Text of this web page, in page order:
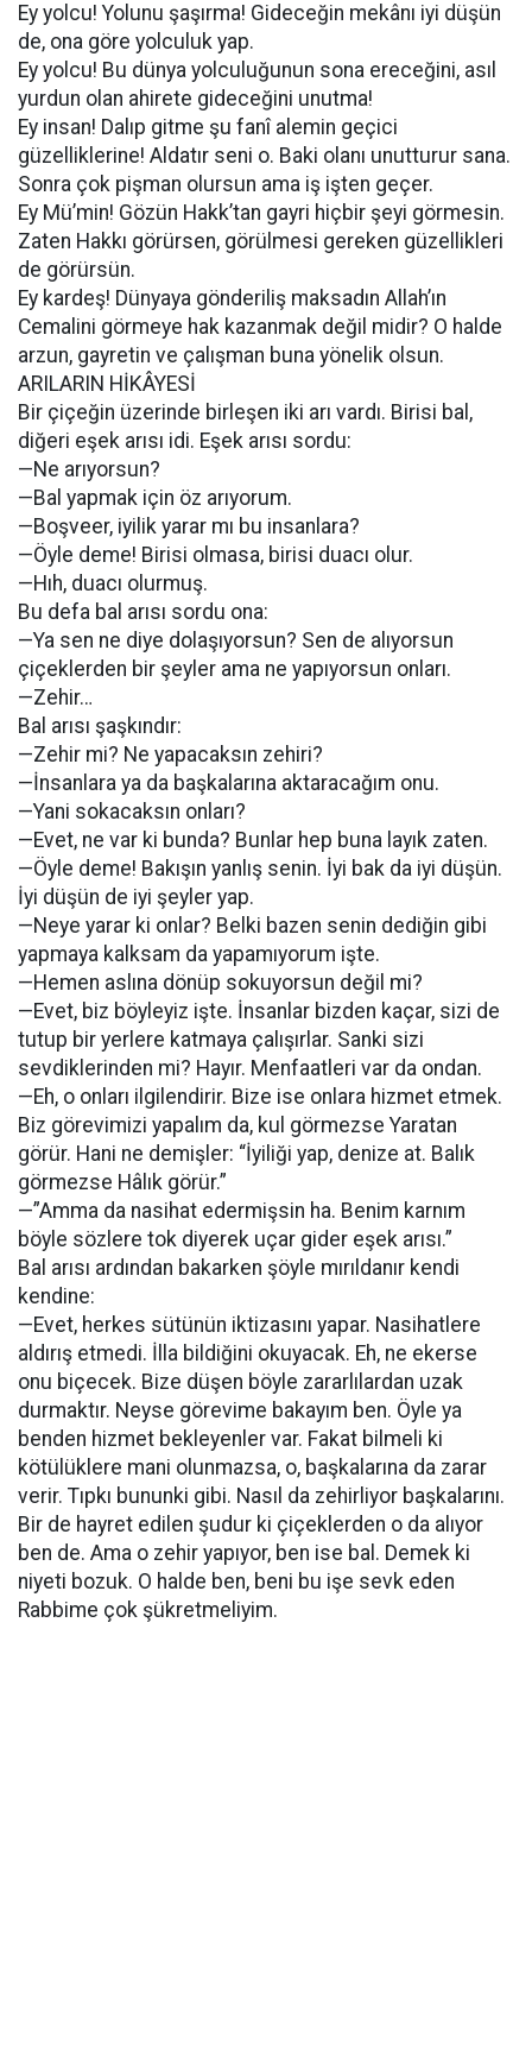
Ey yolcu! Yolunu şaşırma! Gideceğin mekânı iyi düşün
de, ona göre yolculuk yap.
Ey yolcu! Bu dünya yolculuğunun sona ereceğini, asıl
yurdun olan ahirete gideceğini unutma!
Ey insan! Dalıp gitme şu fanî alemin geçici
güzelliklerine! Aldatır seni o. Baki olanı unutturur sana.
Sonra çok pişman olursun ama iş işten geçer.
Ey Mü’min! Gözün Hakk’tan gayri hiçbir şeyi görmesin.
Zaten Hakkı görürsen, görülmesi gereken güzellikleri
de görürsün.
Ey kardeş! Dünyaya gönderiliş maksadın Allah’ın
Cemalini görmeye hak kazanmak değil midir? O halde
arzun, gayretin ve çalışman buna yönelik olsun.
ARILARIN HİKÂYESİ
Bir çiçeğin üzerinde birleşen iki arı vardı. Birisi bal,
diğeri eşek arısı idi. Eşek arısı sordu:
—Ne arıyorsun?
—Bal yapmak için öz arıyorum.
—Boşveer, iyilik yarar mı bu insanlara?
—Öyle deme! Birisi olmasa, birisi duacı olur.
—Hıh, duacı olurmuş.
Bu defa bal arısı sordu ona:
—Ya sen ne diye dolaşıyorsun? Sen de alıyorsun
çiçeklerden bir şeyler ama ne yapıyorsun onları.
—Zehir…
Bal arısı şaşkındır:
—Zehir mi? Ne yapacaksın zehiri?
—İnsanlara ya da başkalarına aktaracağım onu.
—Yani sokacaksın onları?
—Evet, ne var ki bunda? Bunlar hep buna layık zaten.
—Öyle deme! Bakışın yanlış senin. İyi bak da iyi düşün.
İyi düşün de iyi şeyler yap.
—Neye yarar ki onlar? Belki bazen senin dediğin gibi
yapmaya kalksam da yapamıyorum işte.
—Hemen aslına dönüp sokuyorsun değil mi?
—Evet, biz böyleyiz işte. İnsanlar bizden kaçar, sizi de
tutup bir yerlere katmaya çalışırlar. Sanki sizi
sevdiklerinden mi? Hayır. Menfaatleri var da ondan.
—Eh, o onları ilgilendirir. Bize ise onlara hizmet etmek.
Biz görevimizi yapalım da, kul görmezse Yaratan
görür. Hani ne demişler: “İyiliği yap, denize at. Balık
görmezse Hâlık görür.”
—”Amma da nasihat edermişsin ha. Benim karnım
böyle sözlere tok diyerek uçar gider eşek arısı.”
Bal arısı ardından bakarken şöyle mırıldanır kendi
kendine:
—Evet, herkes sütünün iktizasını yapar. Nasihatlere
aldırış etmedi. İlla bildiğini okuyacak. Eh, ne ekerse
onu biçecek. Bize düşen böyle zararlılardan uzak
durmaktır. Neyse görevime bakayım ben. Öyle ya
benden hizmet bekleyenler var. Fakat bilmeli ki
kötülüklere mani olunmazsa, o, başkalarına da zarar
verir. Tıpkı bununki gibi. Nasıl da zehirliyor başkalarını.
Bir de hayret edilen şudur ki çiçeklerden o da alıyor
ben de. Ama o zehir yapıyor, ben ise bal. Demek ki
niyeti bozuk. O halde ben, beni bu işe sevk eden
Rabbime çok şükretmeliyim.